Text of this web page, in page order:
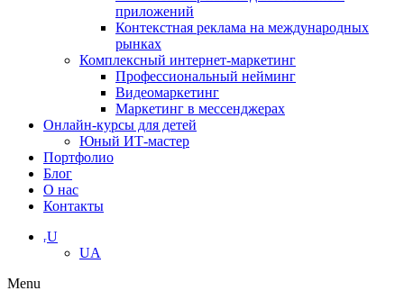
приложений
Контекстная реклама на международных
рынках
Комплексный интернет-маркетинг
Профессиональный нейминг
Видеомаркетинг
Маркетинг в мессенджерах
Онлайн-курсы для детей
Юный ИТ-мастер
Портфолио
Блог
О нас
Контакты
ᵣU
UA
Menu